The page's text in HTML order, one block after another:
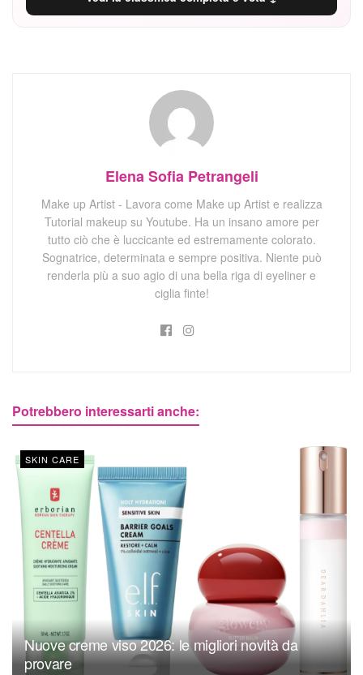
Elena Sofia Petrangeli
Make up Artist - Lavora come Make up Artist e realizza
Tutorial makeup su Youtube. Ha un insano amore per
tutto ciò che è luccicante ed estremamente colorato.
Sognatrice, determinata e sempre positiva. Niente può
renderla più a suo agio di una bella riga di eyeliner e
ciglia finte!
Potrebbero interessarti anche:
SKIN CARE
Nuove creme viso 2026: le migliori novità da
provare